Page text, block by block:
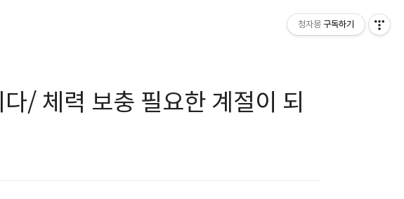
/ 체력 보충 필요한 계절이 되
청자몽 구독하기